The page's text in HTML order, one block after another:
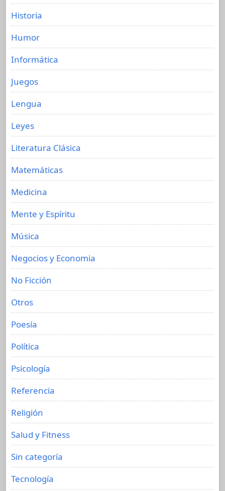
Historia
Humor
Informática
Juegos
Lengua
Leyes
Literatura Clásica
Matemáticas
Medicina
Mente y Espíritu
Música
Negocios y Economia
No Ficción
Otros
Poesía
Política
Psicología
Referencia
Religión
Salud y Fitness
Sin categoría
Tecnología